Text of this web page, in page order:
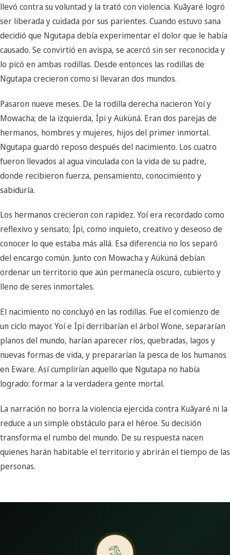
llevó contra su voluntad y la trató con violencia. Kuãyaré logró
ser liberada y cuidada por sus parientes. Cuando estuvo sana
decidió que Ngutapa debía experimentar el dolor que le había
causado. Se convirtió en avispa, se acercó sin ser reconocida y
lo picó en ambas rodillas. Desde entonces las rodillas de
Ngutapa crecieron como si llevaran dos mundos.
Pasaron nueve meses. De la rodilla derecha nacieron Yoí y
Mowacha; de la izquierda, Ípi y Aüküná. Eran dos parejas de
hermanos, hombres y mujeres, hijos del primer inmortal.
Ngutapa guardó reposo después del nacimiento. Los cuatro
fueron llevados al agua vinculada con la vida de su padre,
donde recibieron fuerza, pensamiento, conocimiento y
sabiduría.
Los hermanos crecieron con rapidez. Yoí era recordado como
reflexivo y sensato; Ípi, como inquieto, creativo y deseoso de
conocer lo que estaba más allá. Esa diferencia no los separó
del encargo común. Junto con Mowacha y Aüküná debían
ordenar un territorio que aún permanecía oscuro, cubierto y
lleno de seres inmortales.
El nacimiento no concluyó en las rodillas. Fue el comienzo de
un ciclo mayor. Yoí e Ípi derribarían el árbol Wone, separarían
planos del mundo, harían aparecer ríos, quebradas, lagos y
nuevas formas de vida, y prepararían la pesca de los humanos
en Eware. Así cumplirían aquello que Ngutapa no había
logrado: formar a la verdadera gente mortal.
La narración no borra la violencia ejercida contra Kuãyaré ni la
reduce a un simple obstáculo para el héroe. Su decisión
transforma el rumbo del mundo. De su respuesta nacen
quienes harán habitable el territorio y abrirán el tiempo de las
personas.